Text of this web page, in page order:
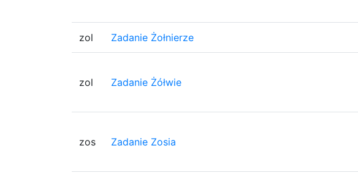
zol Zadanie Żołnierze
zol Zadanie Żółwie
zos Zadanie Zosia